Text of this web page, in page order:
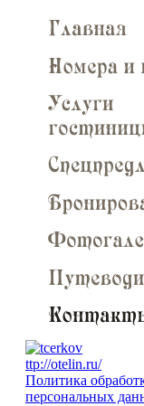
ttp://otelin.ru/
Политика
персональных